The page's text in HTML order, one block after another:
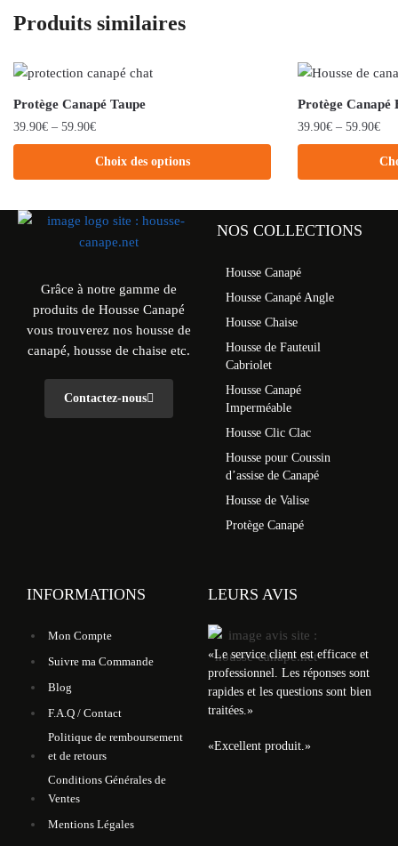
Produits similaires
Protège Canapé Taupe
39.90€ – 59.90€
Choix des options
Protège Canapé
39.90€ – 59.90€
Grâce à notre gamme de
produits de Housse Canapé
vous trouverez nos housse de
canapé, housse de chaise etc.
Contactez-nous
NOS COLLECTIONS
Housse Canapé
Housse Canapé Angle
Housse Chaise
Housse de Fauteuil
Cabriolet
Housse Canapé
Imperméable
Housse Clic Clac
Housse pour Coussin
d’assise de Canapé
Housse de Valise
Protège Canapé
INFORMATIONS
Mon Compte
Suivre ma Commande
Blog
F.A.Q / Contact
Politique de remboursement
et de retours
Conditions Générales de
Ventes
Mentions Légales
LEURS AVIS
«Le service client est efficace et
professionnel. Les réponses sont
rapides et les questions sont bien
traitées. »
«Excellent produit.»